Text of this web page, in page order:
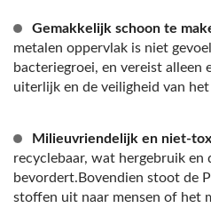
Gemakkelijk schoon te
metalen oppervlak is niet
bacteriegroei, en vereist alleen
uiterlijk en de veiligheid van
Milieuvriendelijk en niet-
recyclebaar, wat hergebruik en
bevordert.Bovendien stoot de
stoffen uit naar mensen of het